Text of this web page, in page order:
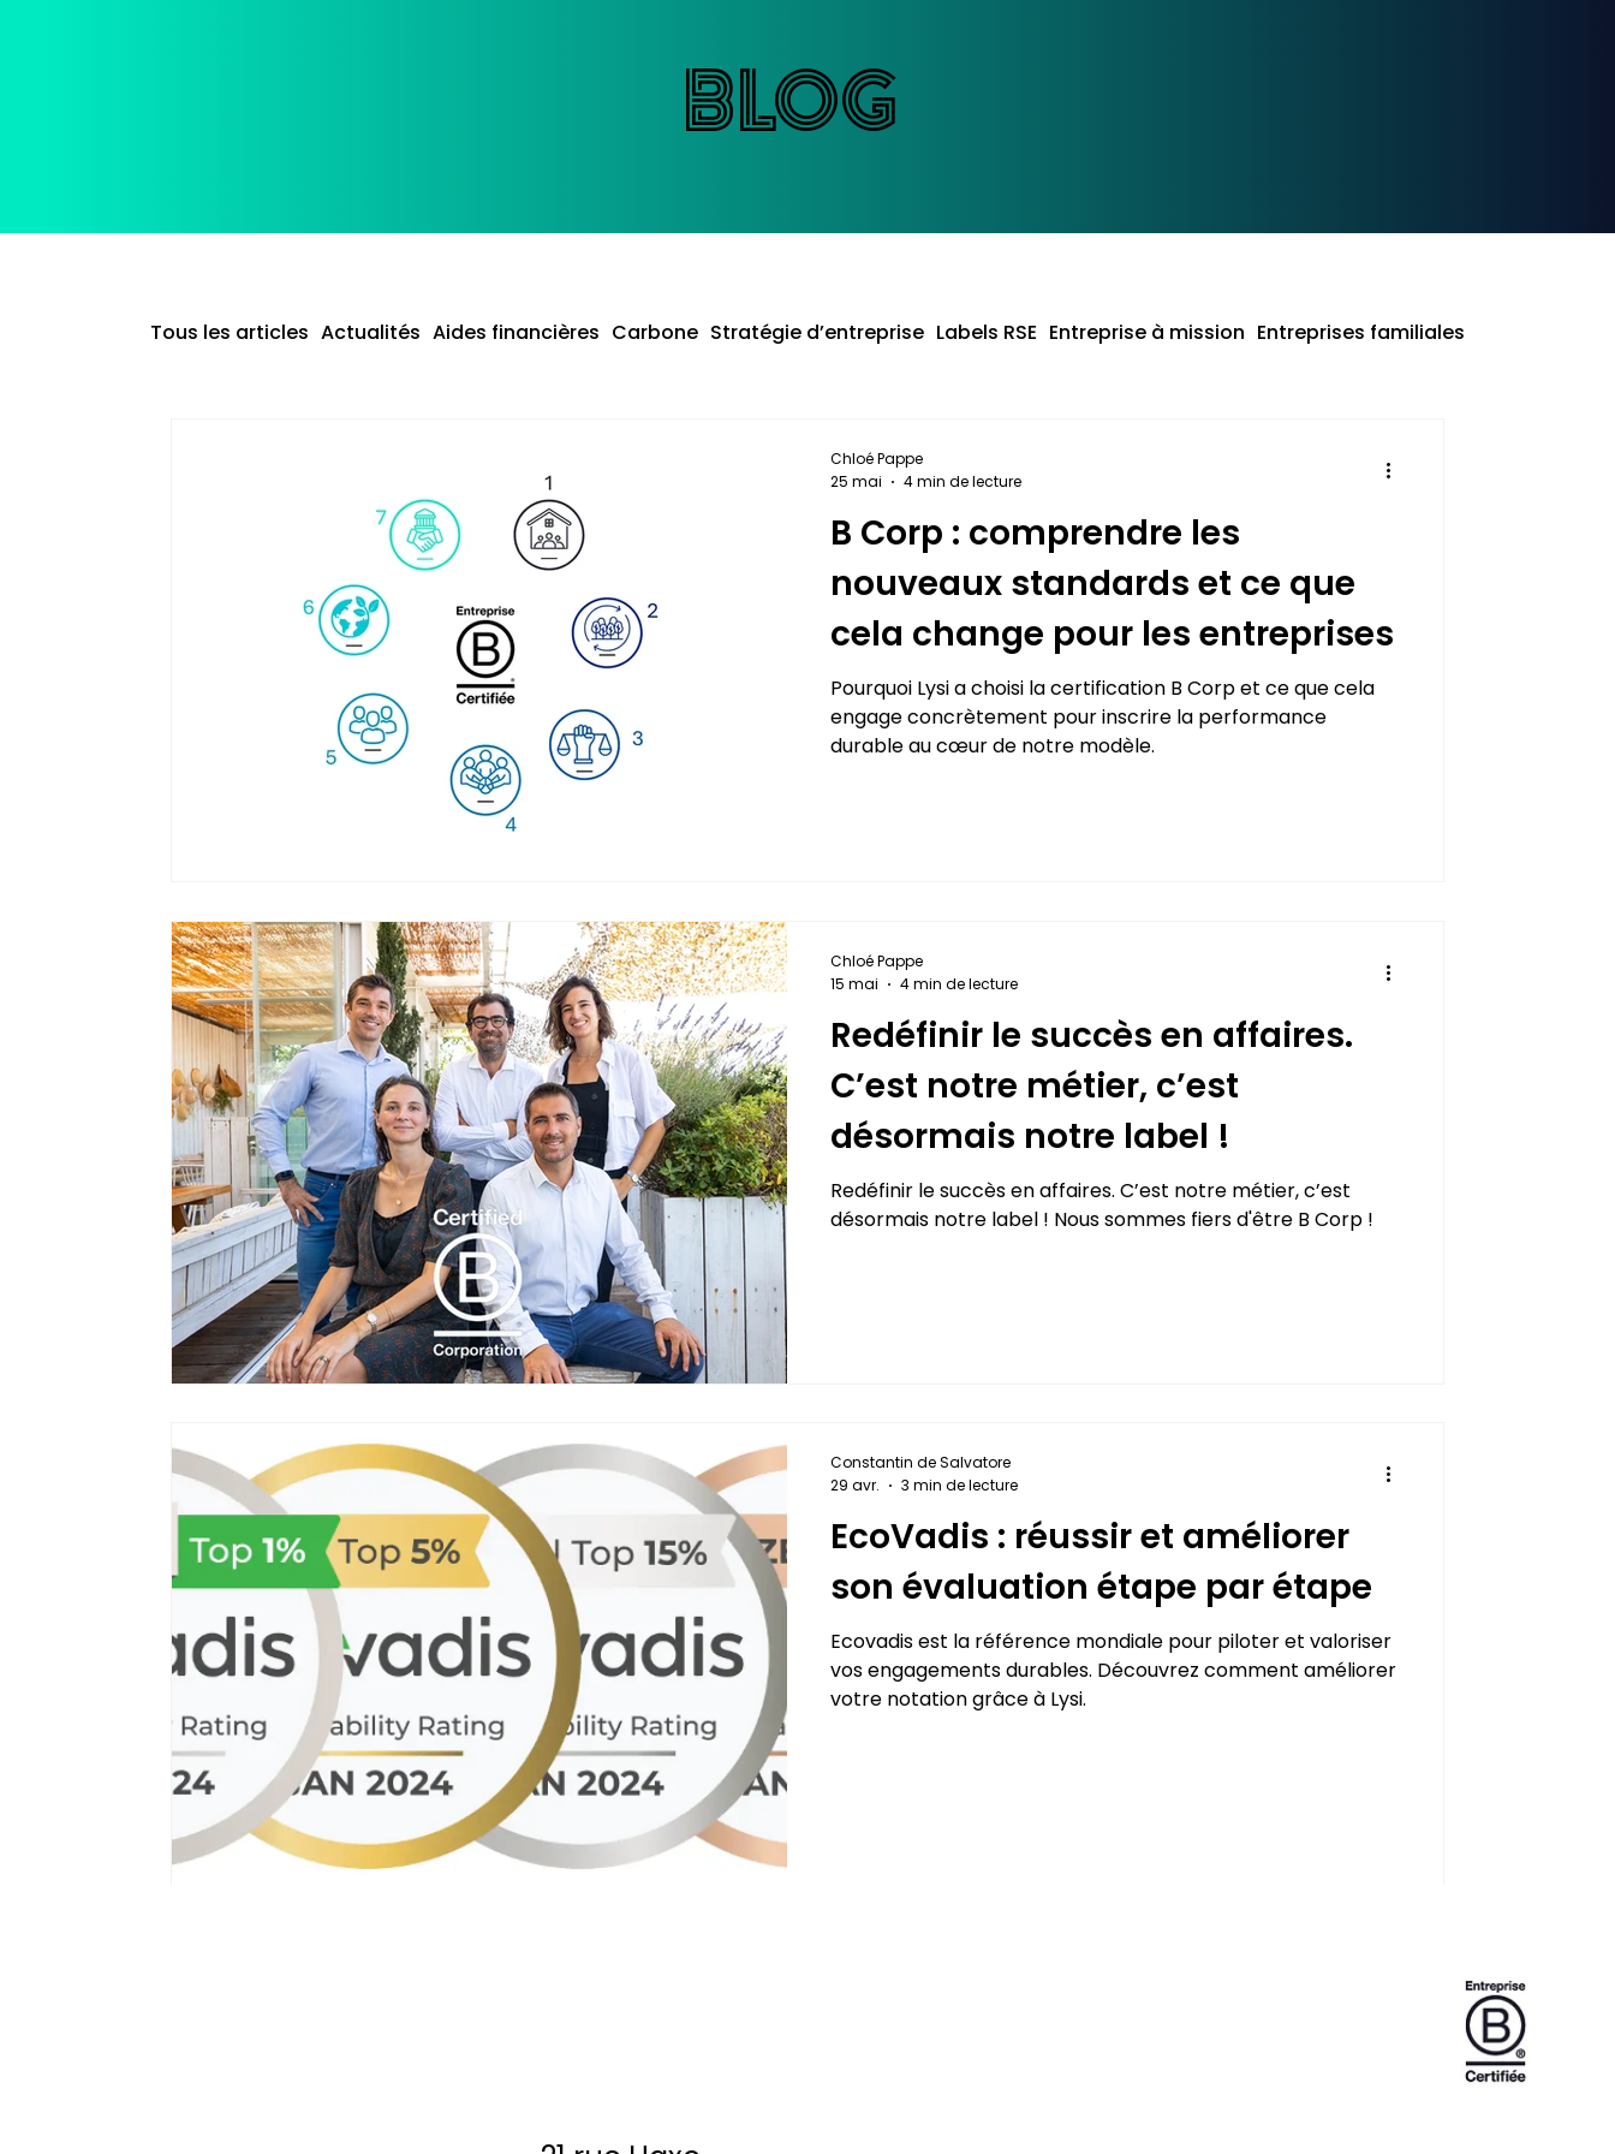
BLOG
BLOG
Tous les articles Actualités Aides financières Carbone Stratégie d’entreprise Labels RSE Entreprise à mission Entreprises familiales
B Corp : comprendre les
nouveaux standards et ce que
cela change pour les entreprises
Pourquoi Lysi a choisi la certification B Corp et ce que cela
engage concrètement pour inscrire la performance
durable au cœur de notre modèle.
Chloé Pappe
25 mai
4 min de lecture
Redéfinir le succès en affaires.
C’est notre métier, c’est
désormais notre label !
Redéfinir le succès en affaires. C’est notre métier, c’est
désormais notre label ! Nous sommes fiers d'être B Corp !
Chloé Pappe
15 mai
4 min de lecture
EcoVadis : réussir et améliorer
son évaluation étape par étape
Ecovadis est la référence mondiale pour piloter et valoriser
vos engagements durables. Découvrez comment améliorer
votre notation grâce à Lysi.
Constantin de Salvatore
29 avr.
3 min de lecture